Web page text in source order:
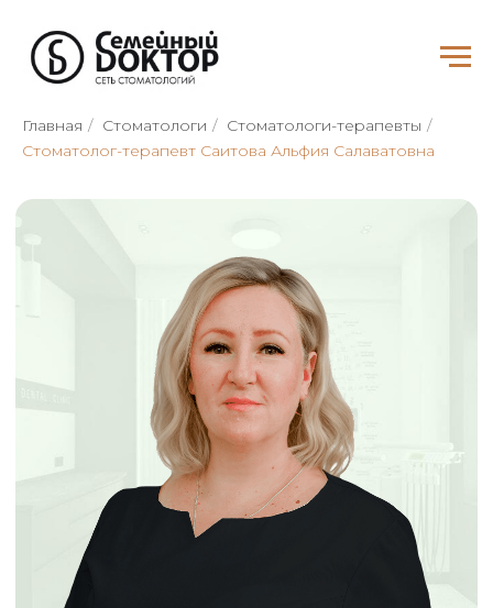
Главная / Стоматологи / Стоматологи-терапевты /
Стоматолог-терапевт Саитова Альфия Салаватовна
Стоматолог-терапевт
Саитова Альфия
Салаватовна